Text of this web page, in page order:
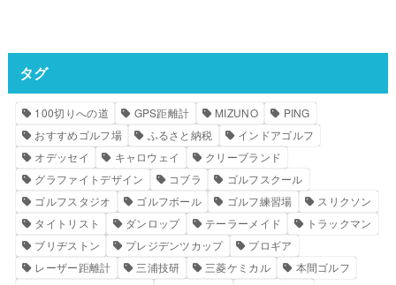
タグ
100切りへの道 GPS距離計 MIZUNO
PING
おすすめゴルフ場
ふるさと納税
インドアゴルフ
オデッセイ
キャロウェイ
クリーブランド
グラファイトデザイン
コブラ
ゴルフスクール
ゴルフスタジオ
ゴルフボール ゴルフ練習場
スリクソン
タイトリスト
ダンロップ テーラーメイド
トラックマン
ブリヂストン
プレジデンツカップ
プロギア
レーザー距離計
三浦技研 三菱ケミカル
本間ゴルフ